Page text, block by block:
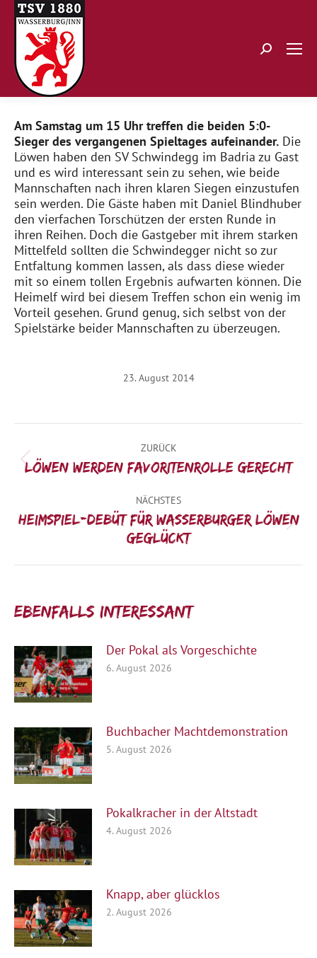
Search:
Am Samstag um 15 Uhr treffen die beiden 5:0-
Sieger des vergangenen Spieltages aufeinander. Die
Löwen haben den SV Schwindegg im Badria zu Gast
und es wird interessant sein zu sehen, wie beide
Mannschaften nach ihren klaren Siegen einzustufen
sein werden. Die Gäste haben mit Daniel Blindhuber
den vierfachen Torschützen der ersten Runde in
ihren Reihen. Doch die Gastgeber mit ihrem starken
Mittelfeld sollten die Schwindegger nicht so zur
Entfaltung kommen lassen, als dass diese wieder
mit so einem tollen Ergebnis aufwarten können. Die
Heimelf wird bei diesem Treffen schon ein wenig im
Vorteil gesehen. Grund genug, sich selbst von der
Spielstärke beider Mannschaften zu überzeugen.
23. August 2014
ZURÜCK
Vorheriger
Löwen werden Favoritenrolle gerecht
NÄCHSTES
Nächster
Beitrag:
Heimspiel-Debüt für Wasserburger Löwen
geglückt
Ebenfalls interessant:
Der Pokal als Vorgeschichte
6. August 2026
Buchbacher Machtdemonstration
5. August 2026
Pokalkracher in der Altstadt
4. August 2026
Knapp, aber glücklos
2. August 2026